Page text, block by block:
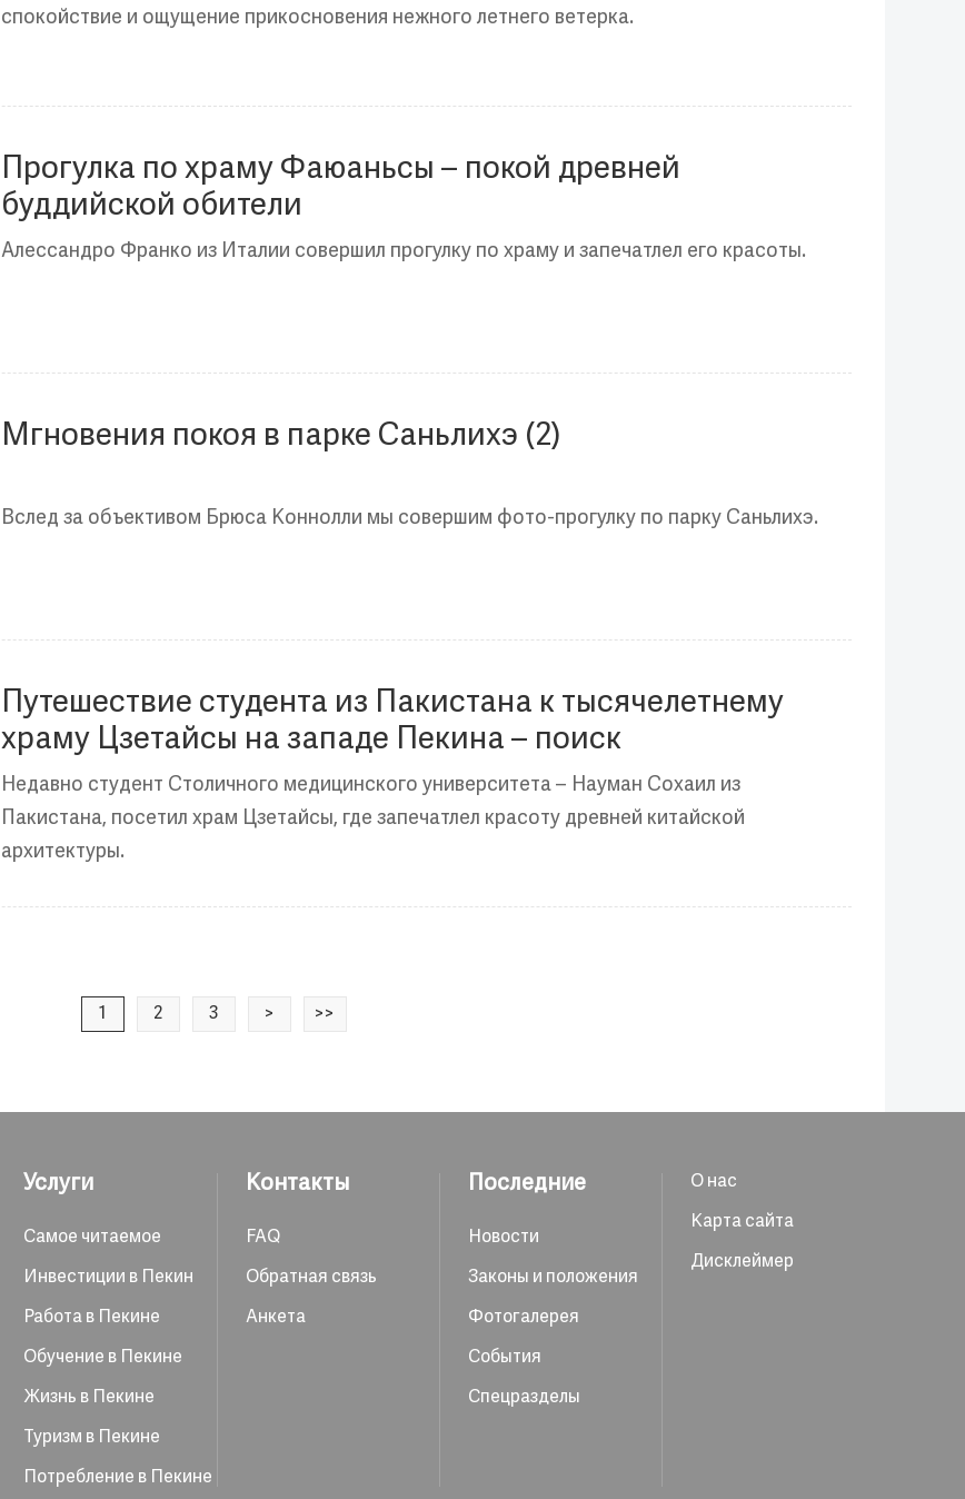
спокойствие и ощущение прикосновения нежного летнего ветерка.
Прогулка по храму Фаюаньсы – покой древней
буддийской обители
Алессандро Франко из Италии совершил прогулку по храму и запечатлел его красоты.
Мгновения покоя в парке Саньлихэ (2)
Вслед за объективом Брюса Коннолли мы совершим фото-прогулку по парку Саньлихэ.
Путешествие студента из Пакистана к тысячелетнему
храму Цзетайсы на западе Пекина – поиск
умиротворения и тишины
Недавно студент Столичного медицинского университета – Науман Сохаил из
Пакистана, посетил храм Цзетайсы, где запечатлел красоту древней китайской
архитектуры.
1 2 3 > >>
Услуги
Самое читаемое
Инвестиции в Пекин
Работа в Пекине
Обучение в Пекине
Жизнь в Пекине
Туризм в Пекине
Потребление в Пекине
Контакты
FAQ
Обратная связь
Анкета
Последние
Новости
Законы и положения
Фотогалерея
События
Спецразделы
О нас
Карта сайта
Дисклеймер